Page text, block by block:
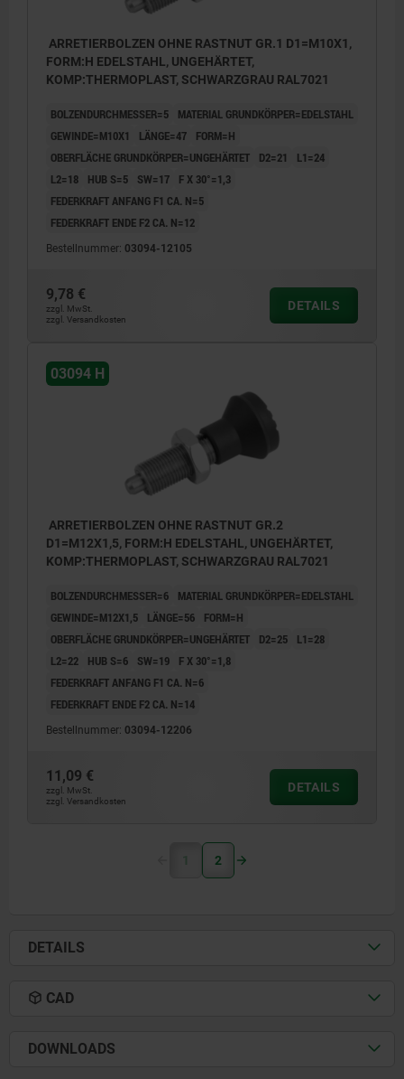
ARRETIERBOLZEN OHNE RASTNUT GR.1 D1=M10X1,
FORM:H EDELSTAHL, UNGEHÄRTET,
KOMP:THERMOPLAST, SCHWARZGRAU RAL7021
BOLZENDURCHMESSER=5
MATERIAL GRUNDKÖRPER=EDELSTAHL
GEWINDE=M10X1
LÄNGE=47
FORM=H
OBERFLÄCHE GRUNDKÖRPER=UNGEHÄRTET
D2=21
L1=24
L2=18
HUB S=5 SW=17
F X 30°=1,3
FEDERKRAFT ANFANG F1 CA. N=5
FEDERKRAFT ENDE F2 CA. N=12
Bestellnummer: 03094-12105
9,78 €
zzgl. MwSt.
zzgl. Versandkosten
DETAILS
03094 H
ARRETIERBOLZEN OHNE RASTNUT GR.2
D1=M12X1,5, FORM:H EDELSTAHL, UNGEHÄRTET,
KOMP:THERMOPLAST, SCHWARZGRAU RAL7021
BOLZENDURCHMESSER=6
MATERIAL GRUNDKÖRPER=EDELSTAHL
GEWINDE=M12X1,5
LÄNGE=56
FORM=H
OBERFLÄCHE GRUNDKÖRPER=UNGEHÄRTET
D2=25
L1=28
L2=22
HUB S=6 SW=19
F X 30°=1,8
FEDERKRAFT ANFANG F1 CA. N=6
FEDERKRAFT ENDE F2 CA. N=14
Bestellnummer: 03094-12206
11,09 €
zzgl. MwSt.
zzgl. Versandkosten
DETAILS
1 2
DETAILS
CAD
DOWNLOADS